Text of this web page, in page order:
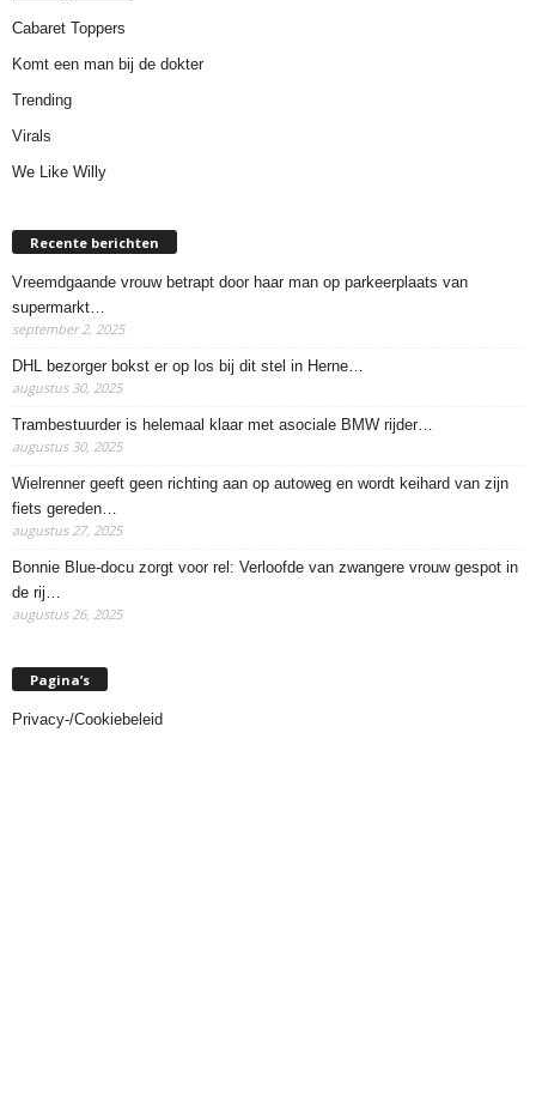
Cabaret Toppers
Komt een man bij de dokter
Trending
Virals
We Like Willy
Recente berichten
Vreemdgaande vrouw betrapt door haar man op parkeerplaats van
supermarkt…
september 2, 2025
DHL bezorger bokst er op los bij dit stel in Herne…
augustus 30, 2025
Trambestuurder is helemaal klaar met asociale BMW rijder…
augustus 30, 2025
Wielrenner geeft geen richting aan op autoweg en wordt keihard van zijn
fiets gereden…
augustus 27, 2025
Bonnie Blue-docu zorgt voor rel: Verloofde van zwangere vrouw gespot in
de rij…
augustus 26, 2025
Pagina’s
Privacy-/Cookiebeleid